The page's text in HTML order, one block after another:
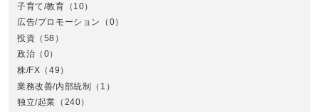
子育て/教育 （10）
広告/プロモーション
（0）
投資 （58）
政治 （0）
株/FX （49）
業務改善/内部統制 （1）
独立/起業 （240）